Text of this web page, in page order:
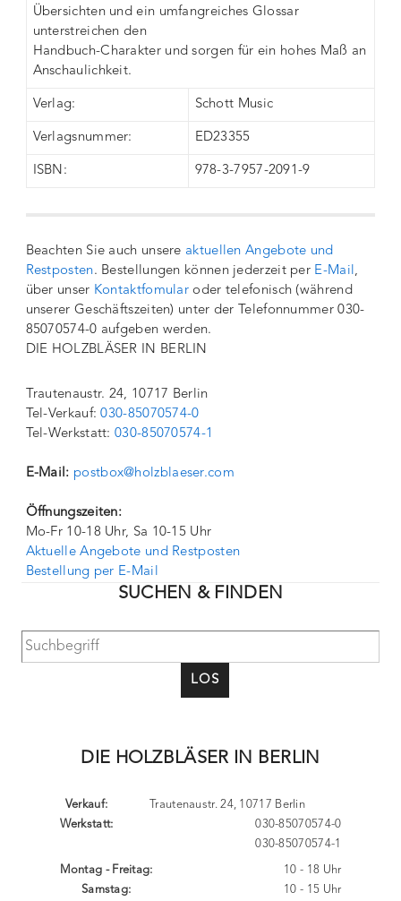
Übersichten und ein umfangreiches Glossar
unterstreichen den
Handbuch-Charakter und sorgen für ein hohes Maß an
Anschaulichkeit.
Verlag: Schott Music
Verlagsnummer: ED23355
ISBN: 978-3-7957-2091-9
Beachten Sie auch unsere aktuellen Angebote und
Restposten. Bestellungen können jederzeit per E-Mail,
über unser Kontaktfomular oder telefonisch (während
unserer Geschäftszeiten) unter der Telefonnummer 030-
85070574-0 aufgeben werden.
DIE HOLZBLÄSER IN BERLIN
Trautenaustr. 24, 10717 Berlin
Tel-Verkauf:030-85070574-0
Tel-Werkstatt:030-85070574-1
E-Mail: postbox@holzblaeser.com
Öffnungszeiten:
Mo-Fr 10-18 Uhr, Sa 10-15 Uhr
Aktuelle Angebote und Restposten
Bestellung per E-Mail
SUCHEN & FINDEN
LOS
DIE HOLZBLÄSER IN BERLIN
Trautenaustr. 24, 10717 Berlin
Verkauf:
Werkstatt:
030-85070574-0
030-85070574-1
Montag - Freitag:
Samstag:
10 - 18 Uhr
10 - 15 Uhr